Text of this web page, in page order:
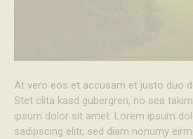
At vero eos et accusam et justo duo
Stet clita kasd gubergren, no sea
ipsum dolor sit amet. Lorem ipsum
sadipscing elitr, sed diam nonumy